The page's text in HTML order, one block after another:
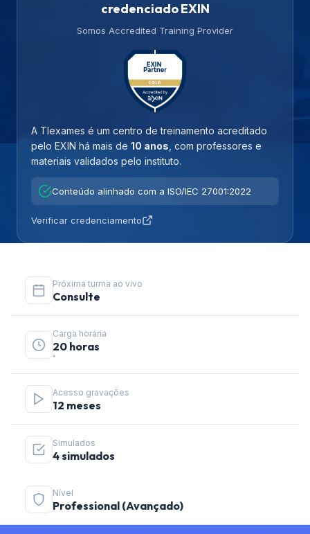
credenciado EXIN
Somos Accredited Training Provider
A TIexames é um centro de treinamento acreditado
pelo EXIN há mais de 10 anos , com professores e
materiais validados pelo instituto.
Conteúdo alinhado com a ISO/IEC 27001:2022
Verificar credenciamento
Próxima turma ao vivo
Consulte
Carga horária
20 horas
*
Acesso gravações
12 meses
Simulados
4 simulados
Nível
Professional (Avançado)